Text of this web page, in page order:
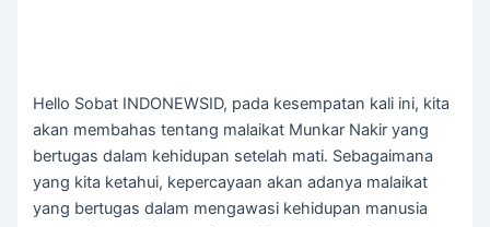
Hello Sobat INDONEWSID, pada kesempatan kali ini, kita
akan membahas tentang malaikat Munkar Nakir yang
bertugas dalam kehidupan setelah mati. Sebagaimana
yang kita ketahui, kepercayaan akan adanya malaikat
yang bertugas dalam mengawasi kehidupan manusia